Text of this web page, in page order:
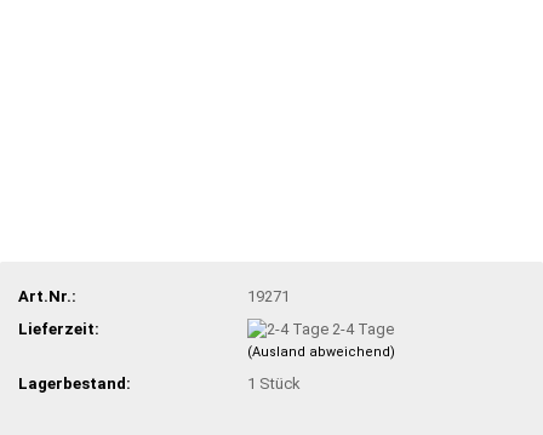
Art.Nr.:
19271
Lieferzeit:
2-4 Tage
(Ausland abweichend)
Lagerbestand: 1 Stück